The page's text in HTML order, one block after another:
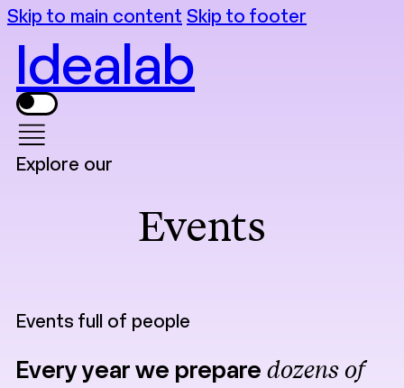
Skip to main content Skip to footer
Idealab
Explore our
Events
Events full of people
Every year we prepare dozens of